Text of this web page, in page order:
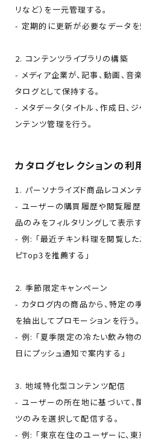
リなど）を一元管理する。
- 定期的に更新が必要なデータを
2. コンテンツライブラリの構築
- メディア企業が、記事、動画、
タログとして保持する。
- メタデータ（タイトル、作成日、
ンテンツ管理を行う。
カタログセレクションの利
1. パーソナライズド商品レコメン
- ユーザーの購買履歴や閲覧履
品のみをフィルタリングして表示す
- 例: 「最近チキン料理を閲覧し
ピTop3を推薦する」
2. 季節限定キャンペーン
- カタログ内の商品から、特定
を抽出してプロモーションを行う。
- 例: 「夏季限定の冷たい飲み物の
日にプッシュ通知で案内する」
3. 地域特化型コンテンツ配信
- ユーザーの所在地に基づいて、
ツのみを選択して配信する。
- 例: 「東京在住のユーザーに、